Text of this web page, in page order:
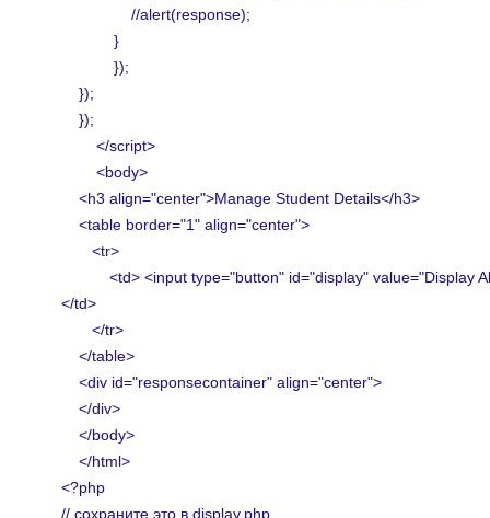
//alert(response);
}
});
});
});
</script>
<body>
<h3 align="center">Manage Student Details</h3>
<table border="1" align="center">
<tr>
<td> <input type="button" id="display" value="Display
</td>
</tr>
</table>
<div id="responsecontainer" align="center">
</div>
</body>
</html>
<?php
// сохраните это в display.php